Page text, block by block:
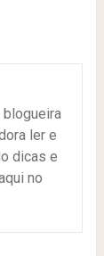
blogueira
ler e
dicas e
no